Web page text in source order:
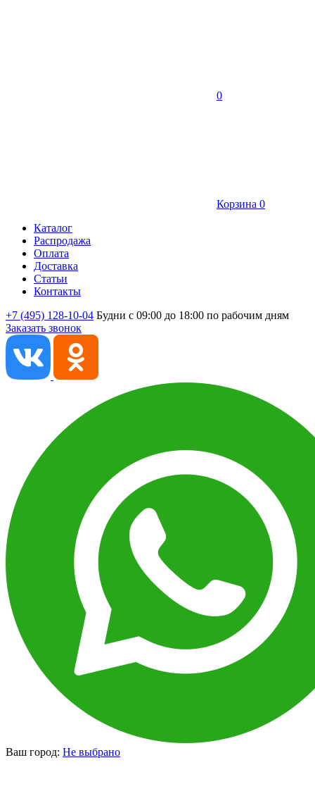
0
Корзина 0
Каталог
Распродажа
Оплата
Доставка
Статьи
Контакты
+7 (495) 128-10-04 Будни с 09:00 до 18:00 по рабочим дням
Заказать звонок
Ваш город: Не выбрано